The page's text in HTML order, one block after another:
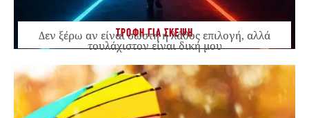
ΤΡΟΦΗ ΓΙΑ ΣΚΕΨΗ
Δεν ξέρω αν είναι σωστή ή λάθος επιλογή, αλλά
τουλάχιστον είναι δική μου